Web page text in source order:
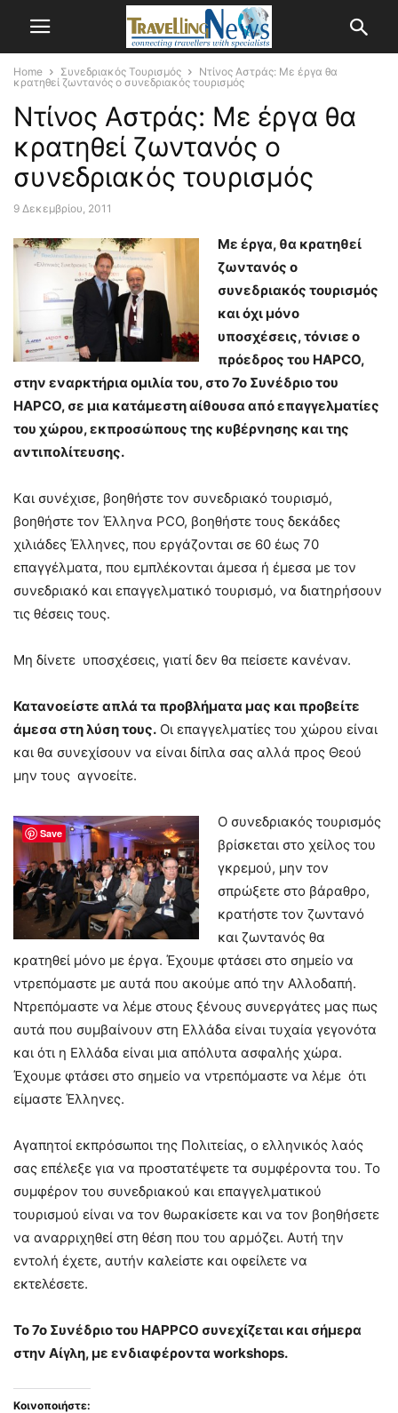
Home Συνεδριακός Τουρισμός
Ντίνος Αστράς: Με έργα θα
κρατηθεί ζωντανός ο συνεδριακός τουρισμός
Ντίνος Αστράς: Με έργα θα
κρατηθεί ζωντανός ο
συνεδριακός τουρισμός
9 Δεκεμβρίου, 2011
Με έργα, θα κρατηθεί
ζωντανός ο
συνεδριακός τουρισμός
και όχι μόνο
υποσχέσεις, τόνισε ο
πρόεδρος του HAPCO,
στην εναρκτήρια ομιλία του, στο 7ο Συνέδριο του
HAPCO, σε μια κατάμεστηαίθουσα από επαγγελματίες
του χώρου, εκπροσώπους της κυβέρνησης και της
αντιπολίτευσης.
Kαι συνέχισε, βοηθήστε τον συνεδριακό τουρισμό,
βοηθήστε τον Έλληνα PCO, βοηθήστε τους δεκάδες
χιλιάδες Έλληνες, που εργάζονται σε 60 έως 70
επαγγέλματα, που εμπλέκονται άμεσα ή έμεσα με τον
συνεδριακό και επαγγελματικό τουρισμό, να διατηρήσουν
τις θέσεις τους.
Μη δίνετε υποσχέσεις, γιατί δεν θα πείσετε κανέναν.
Κατανοείστε απλά τα προβλήματα μας και προβείτε
άμεσα στη λύση τους. Οι επαγγελματίες του χώρου είναι
και θα συνεχίσουν να είναι δίπλα σας αλλά προς Θεού
μην τους αγνοείτε.
Ο συνεδριακός τουρισμός
βρίσκεται στο χείλος του
γκρεμού, μην τον
σπρώξετε στο βάραθρο,
κρατήστε τον ζωντανό
και ζωντανός θα
κρατηθεί μόνο με έργα. Έχουμε φτάσει στο σημείο να
ντρεπόμαστε με αυτά που ακούμε από την Αλλοδαπή.
Ντρεπόμαστε να λέμε στους ξένους συνεργάτες μας πως
αυτά που συμβαίνουν στη Ελλάδα είναι τυχαία γεγονότα
και ότι η Ελλάδα είναι μια απόλυτα ασφαλής χώρα.
Έχουμε φτάσει στο σημείο να ντρεπόμαστε να λέμε ότι
είμαστε Έλληνες.
Αγαπητοί εκπρόσωποι της Πολιτείας, ο ελληνικός λαός
σας επέλεξε για να προστατέψετε τα συμφέροντα του. Το
συμφέρον του συνεδριακού και επαγγελματικού
τουρισμού είναι να τον θωρακίσετε και να τον βοηθήσετε
να αναρριχηθεί στη θέση που του αρμόζει. Αυτή την
εντολή έχετε, αυτήν καλείστε και οφείλετε να
εκτελέσετε.
Το 7ο Συνέδριο του HAPPCO συνεχίζεται και σήμερα
στην Αίγλη, με ενδιαφέροντα workshops.
Κοινοποιήστε:
Save